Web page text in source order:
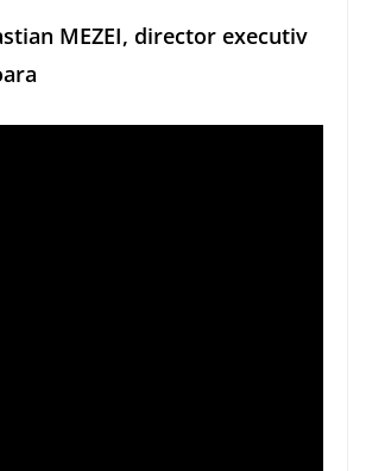
MEZEI, director executiv